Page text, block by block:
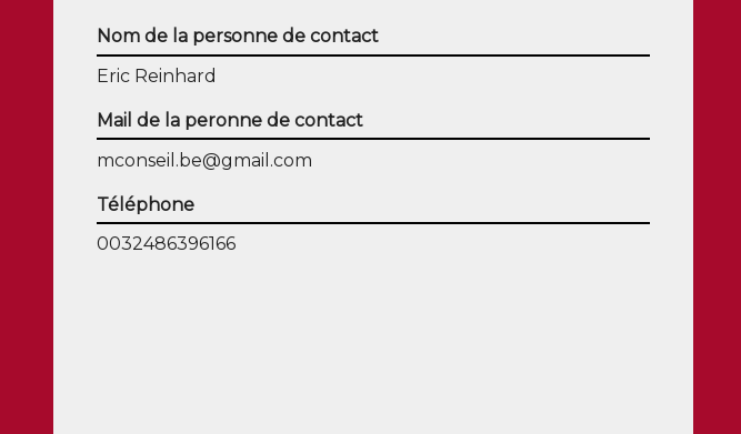
Nom de la personne de contact
Eric Reinhard
Mail de la peronne de contact
mconseil.be@gmail.com
Téléphone
0032486396166